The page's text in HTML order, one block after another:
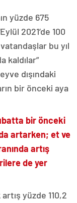
yüzde 675
2021’de 100
bu yıl
kaldılar”
dışındaki
bir önceki aya
bir önceki
artarken; et ve
artış
de yer
yüzde 110,2